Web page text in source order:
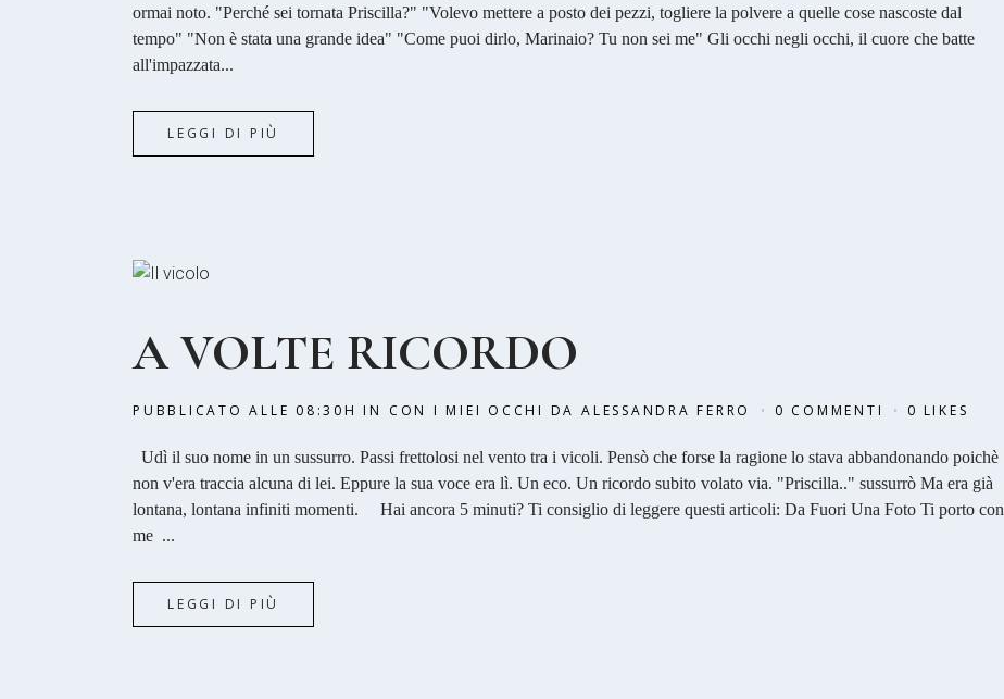
ormai noto. "Perché sei tornata Priscilla?" "Volevo mettere a posto dei pezzi, togliere la polvere a quelle cose nascoste dal
tempo" "Non è stata una grande idea" "Come puoi dirlo, Marinaio? Tu non sei me" Gli occhi negli occhi, il cuore che batte
all'impazzata...
LEGGI DI PIÙ
A VOLTE RICORDO
PUBBLICATO ALLE 08:30H IN CON I MIEI OCCHI DA ALESSANDRA FERRO 0 COMMENTI 0 LIKES
Udì il suo nome in un sussurro. Passi frettolosi nel vento tra i vicoli. Pensò che forse la ragione lo stava abbandonando poichè
non v'era traccia alcuna di lei. Eppure la sua voce era lì. Un eco. Un ricordo subito volato via. "Priscilla.." sussurrò Ma era già
lontana, lontana infiniti momenti. Hai ancora 5 minuti? Ti consiglio di leggere questi articoli: Da Fuori Una Foto Ti porto con
me ...
LEGGI DI PIÙ